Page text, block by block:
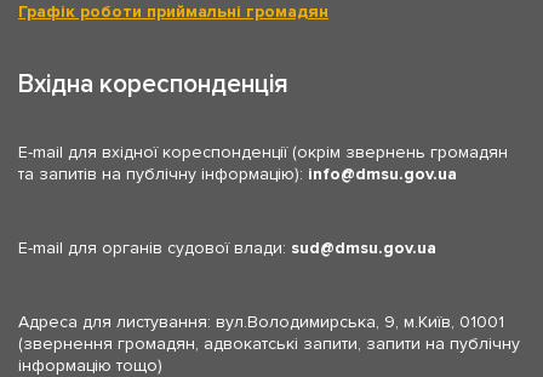
Графік роботи приймальні громадян
Вхідна кореспонденція
E-mail для вхідної кореспонденції (окрім звернень громадян
та запитів на публічну інформацію): info dmsu.gov.ua
E-mail для органів судової влади: sud dmsu.gov.ua
Адреса для листування: вул.Володимирська, 9, м.Київ, 01001
(звернення громадян, адвокатські запити, запити на публічну
інформацію тощо)